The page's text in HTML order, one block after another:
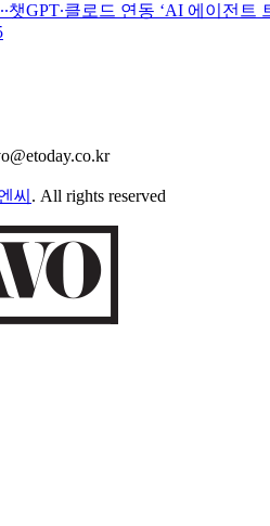
챗GPT∙클로드 연동 ‘AI 에이전트
씨 . All rights reserved